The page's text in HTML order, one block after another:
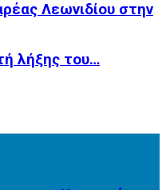
Λεωνιδίου στην
λήξης του…